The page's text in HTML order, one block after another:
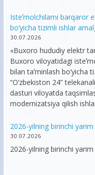
Isteʼmolchilarni barqaror
bo‘yicha tizimli ishlar
30.07.2026
«Buxoro hududiy elektr
Buxoro viloyatidagi
bilan taʼminlash bo‘yicha
“O’zbekiston 24”
dasturi viloyatda
modernizatsiya qilish
2026-yilning birinchi
30.07.2026
2026-yilning birinchi